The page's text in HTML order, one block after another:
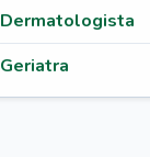
Dermatologista
Geriatra